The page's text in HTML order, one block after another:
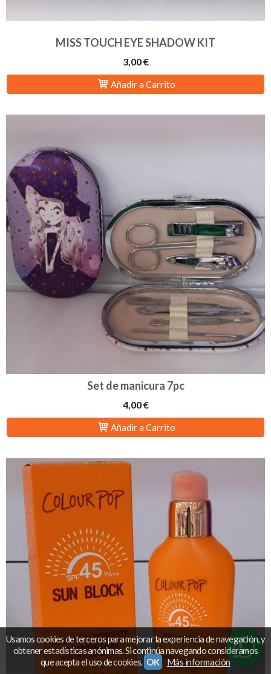
MISS TOUCH EYE SHADOW KIT
3,00 €
Añadir a Carrito
Set de manicura 7pc
4,00 €
Añadir a Carrito
Usamos cookies de terceros para mejorar la experiencia de navegación, y
obtener estadísticas anónimas. Si continúa navegando consideramos
que acepta el uso de cookies. OK Más información